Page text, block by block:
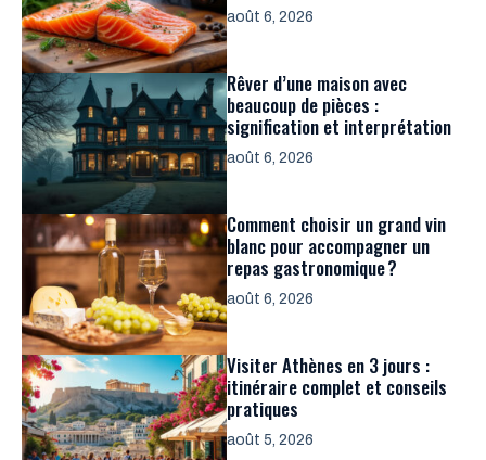
août 6, 2026
Rêver d’une maison avec
beaucoup de pièces :
signification et interprétation
août 6, 2026
Comment choisir un grand vin
blanc pour accompagner un
repas gastronomique ?
août 6, 2026
Visiter Athènes en 3 jours :
itinéraire complet et conseils
pratiques
août 5, 2026